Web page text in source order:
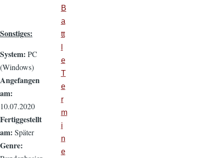
Sonstiges:
System: PC
(Windows)
Angefangen
am:
10.07.2020
Fertiggestellt
am: Später
Genre:
B
a
tt
e
T
e
r
m
i
n
e